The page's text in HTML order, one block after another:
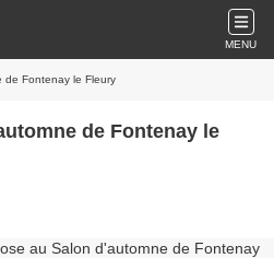
MENU
de Fontenay le Fleury
de Fontenay le